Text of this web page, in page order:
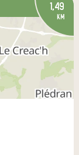
1,49
km